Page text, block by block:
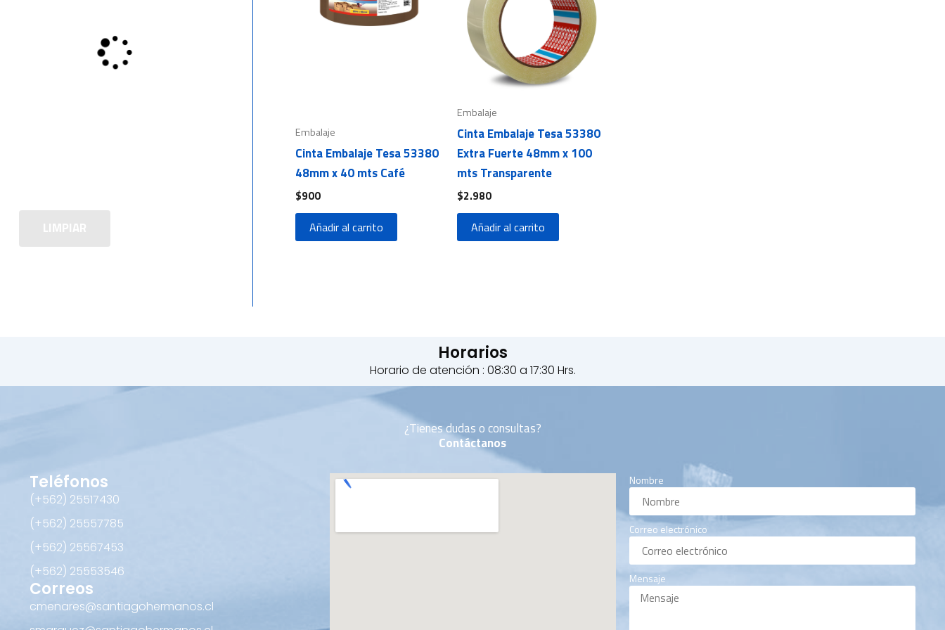
LIMPIAR
Embalaje
Cinta Embalaje Tesa 53380
48mm x 40 mts Café
$900
Añadir al carrito
Embalaje
Cinta Embalaje Tesa 53380
Extra Fuerte 48mm x 100
mts Transparente
$2.980
Añadir al carrito
Horarios
Horario de atención : 08:30 a 17:30 Hrs.
¿Tienes dudas o consultas?
Contáctanos
Teléfonos
(+562) 25517430‬
(+562) 25557785
(+562) 25567453‬
(+562) ‪25553546
Correos
cmenares@santiagohermanos.cl
Nombre
Correo electrónico
Mensaje